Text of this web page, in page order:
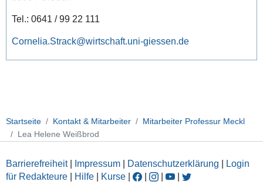
Tel.: 0641 / 99 22 111
Cornelia.Strack@wirtschaft.uni-giessen.de
Startseite Kontakt & Mitarbeiter
Mitarbeiter Professur Meckl
Lea Helene Weißbrod
Barrierefreiheit| Impressum Datenschutzerklärung
Login
für Redakteure
Hilfe Kurse